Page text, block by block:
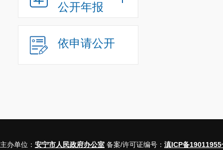
公开年报
依申请公开
主办单位： 安宁市人民政府办公室 备案/许可证编号： 滇ICP备